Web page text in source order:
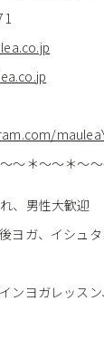
～＊～～＊～
、男性大歓迎
ヨガ、イシュ
ンヨガレッス